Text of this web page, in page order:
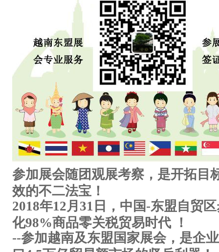
参加展会随团观展考察，是开拓目
效的不二法宝！
2018年12月31日，中国-东盟自贸
化98%商品零关税贸易时代 ！
--参加越南及东盟国家展会，是企